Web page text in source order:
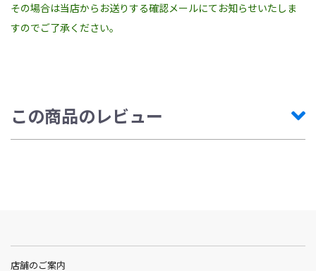
その場合は当店からお送りする確認メールにてお知らせいたしま
すのでご了承ください。
この商品のレビュー
店舗のご案内